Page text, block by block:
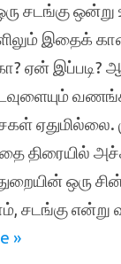
சடங்கு
இதைக்
ஏன்
ஏதுமில்லை.
திரையில்
ஒரு
சடங்கு என்று
»